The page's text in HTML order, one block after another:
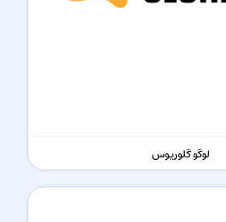
لوگو گلوریوس